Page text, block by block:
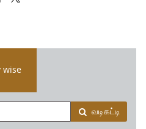
wise
வடிகட்டி